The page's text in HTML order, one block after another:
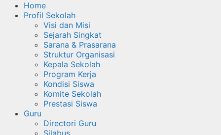
Home
Profil Sekolah
Visi dan Misi
Sejarah Singkat
Sarana & Prasarana
Struktur Organisasi
Kepala Sekolah
Program Kerja
Kondisi Siswa
Komite Sekolah
Prestasi Siswa
Guru
Directori Guru
Silabus